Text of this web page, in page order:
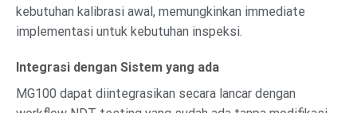
kebutuhan kalibrasi awal, memungkinkan immediate
implementasi untuk kebutuhan inspeksi.
Integrasi dengan Sistem yang ada
MG100 dapat diintegrasikan secara lancar dengan